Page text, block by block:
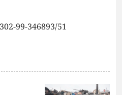
99-346893/51